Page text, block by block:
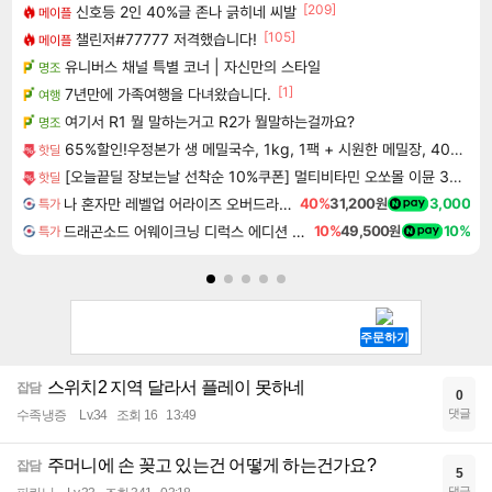
메이플 신호등 2인 40%글 존나 긁히네 씨발 [209]
메이플 챌린저#77777 저격했습니다! [105]
명조 유니버스 채널 특별 코너 | 자신만의 스타일
여행 7년만에 가족여행을 다녀왔습니다. [1]
명조 여기서 R1 뭘 말하는거고 R2가 뭘말하는걸까요?
핫딜 65%할인!우정본가 생 메밀국수, 1kg, 1팩 + 시원한 메밀장, 40g, 6개
핫딜 [오늘끝딜 장보는날 선착순 10%쿠폰] 멀티비타민 오쏘몰 이뮨 30일분 + 바이탈M 7일분 + 쇼핑백 증정 이뮨샷
특가 나 혼자만 레벨업 어라이즈 오버드라이브 디럭스 에디션 Solo Leveling Arise Overdrive Deluxe Edition 40%31,200원 3,000
특가 드래곤소드 어웨이크닝 디럭스 에디션 DragonSword Awakening Deluxe Edition 10%49,500원 10%
잡담 스위치2 지역 달라서 플레이 못하네
수족냉증 Lv.34 조회 16 13:49
0
댓글
잡담 주머니에 손 꽂고 있는건 어떻게 하는건가요? 5